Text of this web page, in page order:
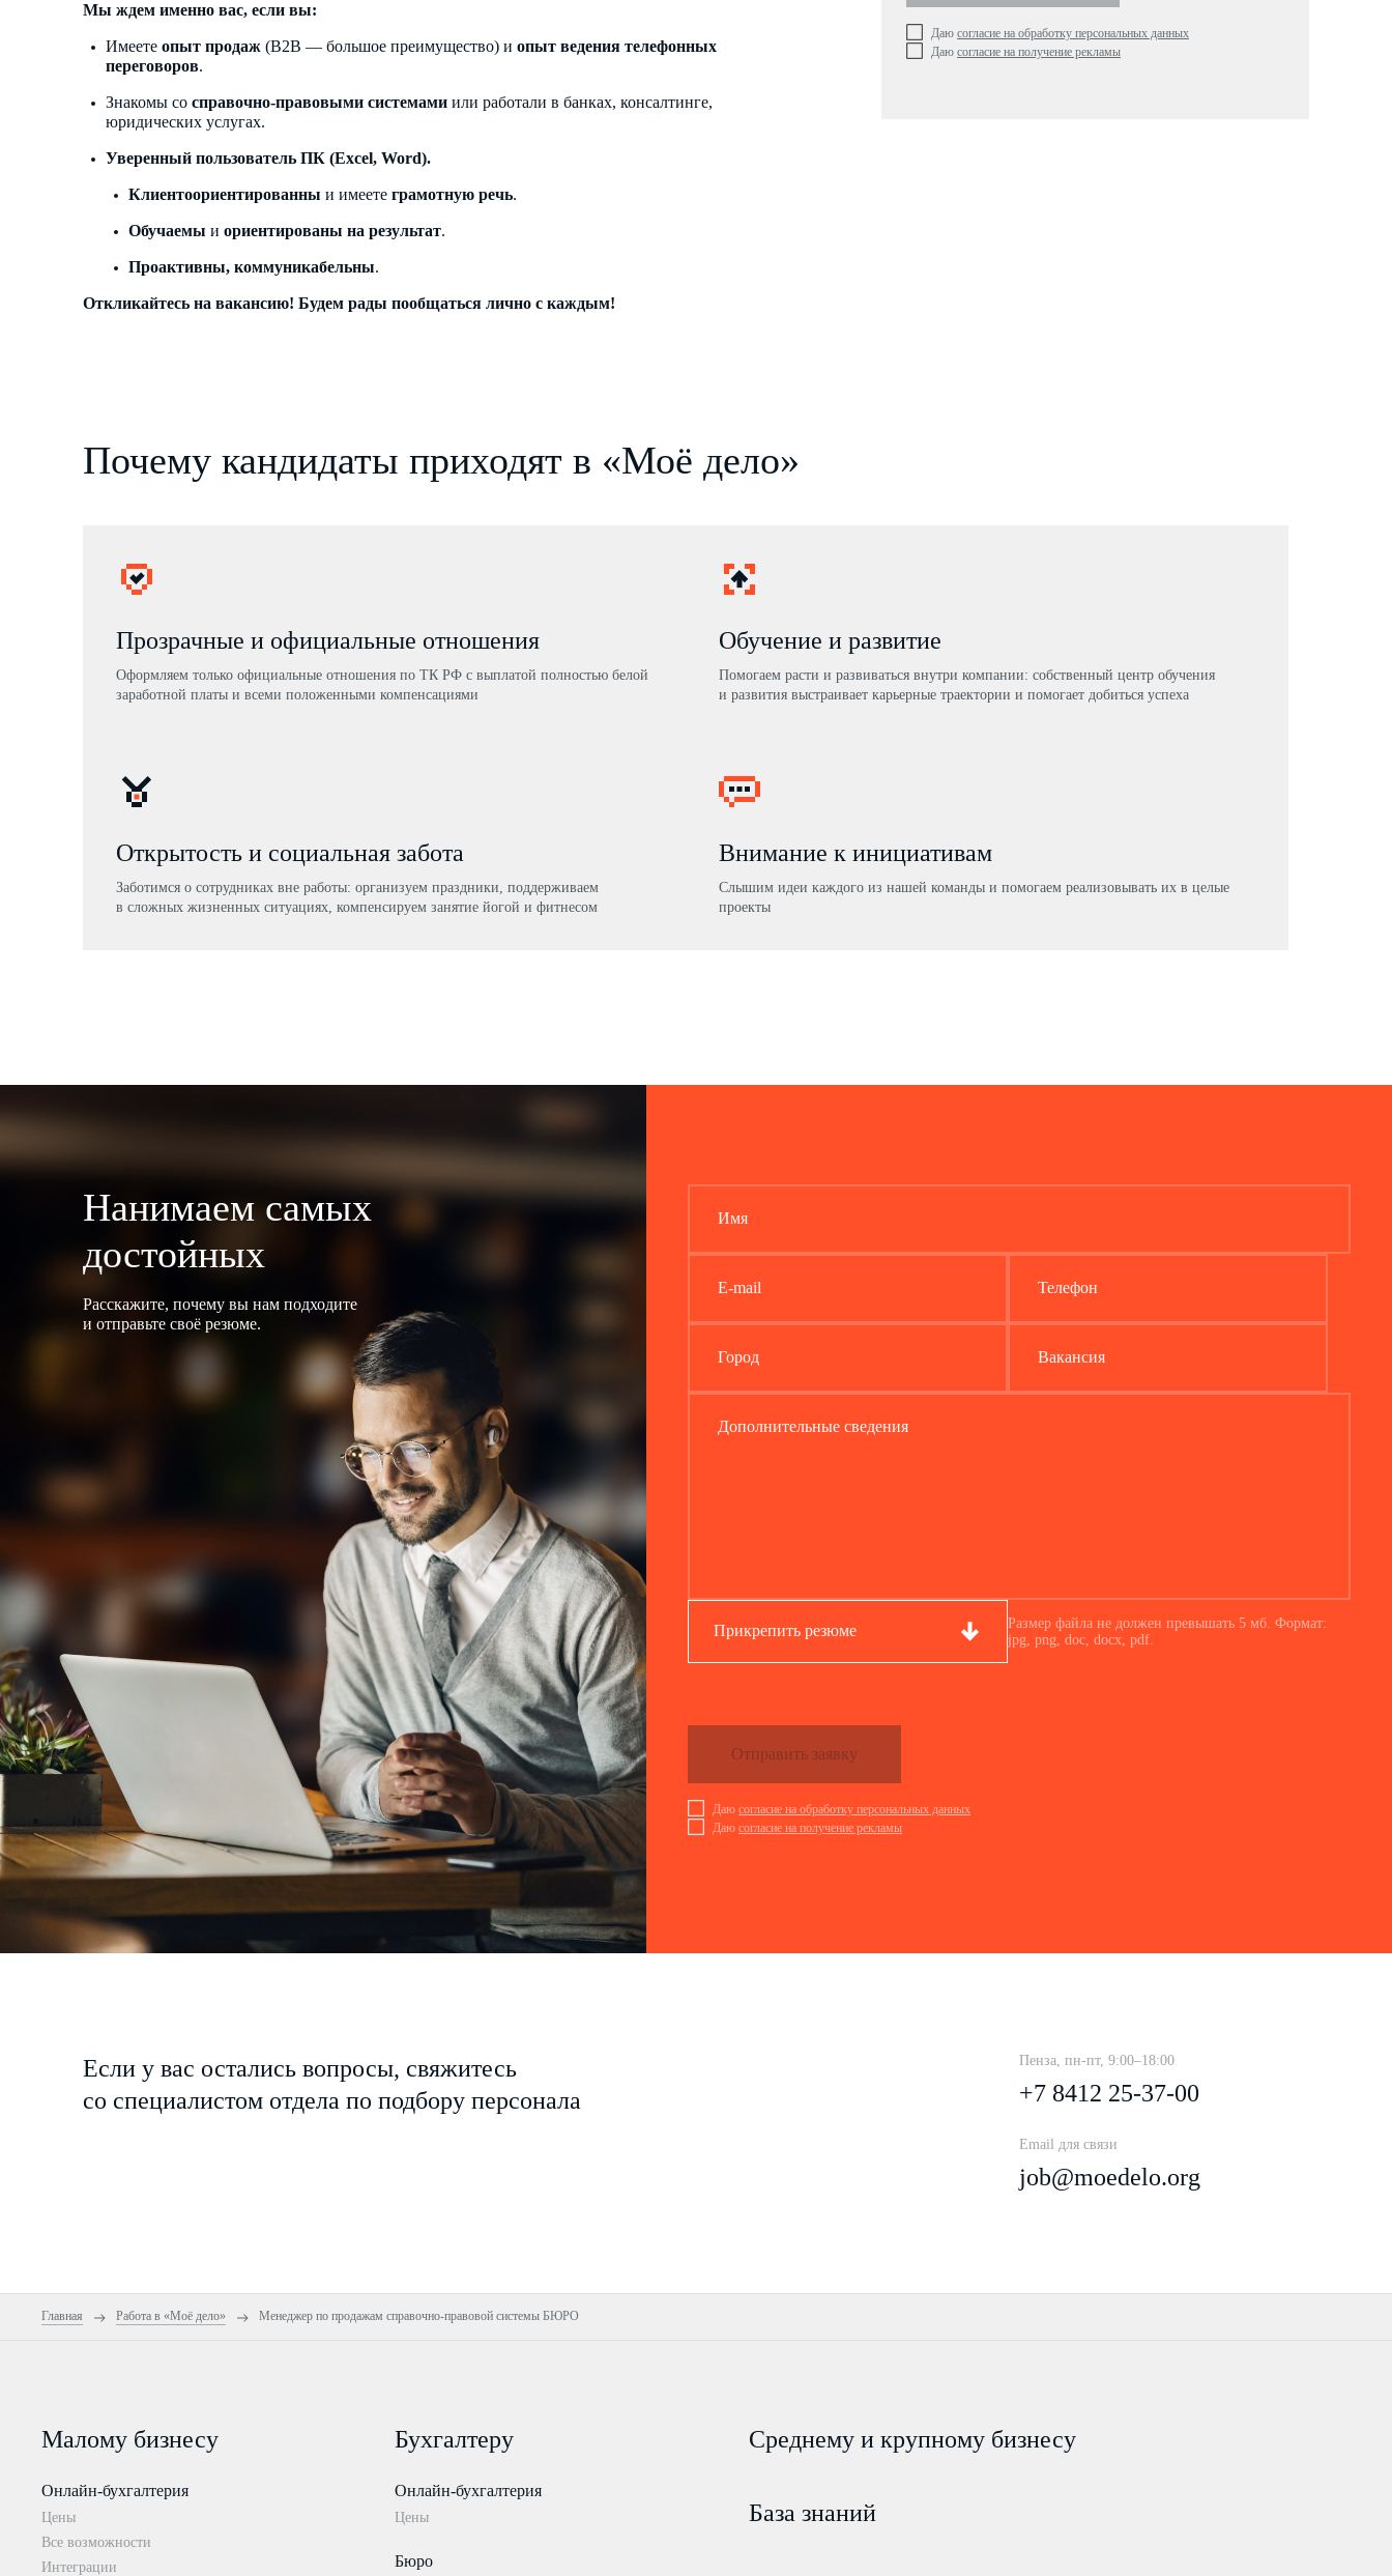
Мы ждем именно вас, если вы:
Имеете опыт продаж (B2B — большое преимущество) и опыт ведения телефонных
переговоров.
Знакомы со справочно-правовыми системами или работали в банках, консалтинге,
юридических услугах.
Уверенный пользователь ПК (Excel, Word).
Клиентоориентированны и имеете грамотную речь.
Обучаемы и ориентированы на результат.
Проактивны, коммуникабельны.
Откликайтесь на вакансию! Будем рады пообщаться лично с каждым!
Даю согласие на обработку персональных данных
Даю согласие на получение рекламы
Почему кандидаты приходят в «Моё дело»
Прозрачные и официальные отношения
Оформляем только официальные отношения по ТК РФ с выплатой полностью белой
заработной платы и всеми положенными компенсациями
Обучение и развитие
Помогаем расти и развиваться внутри компании: собственный центр обучения
и развития выстраивает карьерные траектории и помогает добиться успеха
Открытость и социальная забота
Заботимся о сотрудниках вне работы: организуем праздники, поддерживаем
в сложных жизненных ситуациях, компенсируем занятие йогой и фитнесом
Внимание к инициативам
Слышим идеи каждого из нашей команды и помогаем реализовывать их в целые
проекты
Нанимаем самых
достойных
Расскажите, почему вы нам подходите
и отправьте своё резюме.
Имя
E-mail Телефон
Город Вакансия
Дополнительные сведения
Прикрепить резюме
Размер файла не должен превышать 5 мб. Формат:
jpg, png, doc, docx, pdf.
Отправить заявку
Даю согласие на обработку персональных данных
Даю согласие на получение рекламы
Если у вас остались вопросы, свяжитесь
со специалистом отдела по подбору персонала
Пенза, пн-пт, 9:00–18:00
+7 8412 25-37-00
Email для связи
job@moedelo.org
Главная Работа в «Моё дело» Менеджер по продажам справочно-правовой системы БЮРО
Малому бизнесу
Онлайн-бухгалтерия
Цены
Все возможности
Интеграции
Бухгалтеру
Онлайн-бухгалтерия
Цены
Бюро
Среднему и крупному бизнесу
База знаний